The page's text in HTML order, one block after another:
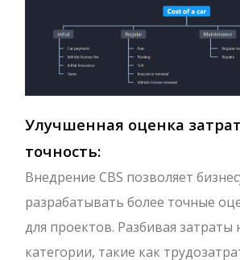
Улучшенная оценка
точность:
Внедрение CBS позволяет
разрабатывать более точные
для проектов. Разбивая затраты
категории, такие как